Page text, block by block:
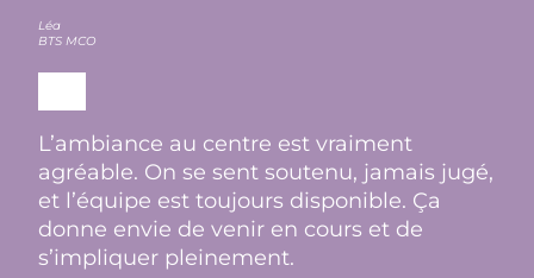
Léa
BTS MCO
L’ambiance au centre est vraiment
agréable. On se sent soutenu, jamais jugé,
et l’équipe est toujours disponible. Ça
donne envie de venir en cours et de
s’impliquer pleinement.